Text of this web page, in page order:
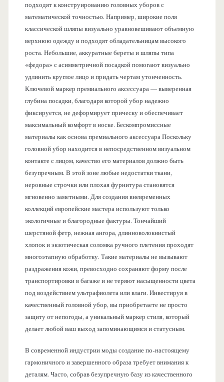
подходят к конструированию головных уборов с
математической точностью. Например, широкие поля
классической шляпы визуально уравновешивают объемную
верхнюю одежду и подходят обладательницам высокого
роста. Небольшие, аккуратные береты и шляпы типа
«федора» с асимметричной посадкой помогают визуально
удлинить круглое лицо и придать чертам утонченность.
Ключевой маркер премиального аксессуара — выверенная
глубина посадки, благодаря которой убор надежно
фиксируется, не деформирует прическу и обеспечивает
максимальный комфорт в носке. Бескомпромиссные
материалы как основа премиального аксессуара Поскольку
головной убор находится в непосредственном визуальном
контакте с лицом, качество его материалов должно быть
безупречным. В этой зоне любые недостатки ткани,
неровные строчки или плохая фурнитура становятся
мгновенно заметными. Для создания вневременных
коллекций европейские мастера используют только
экологичные и благородные фактуры. Тончайший
шерстяной фетр, нежная ангора, длинноволокнистый
хлопок и экзотическая соломка ручного плетения проходят
многоэтапную обработку. Такие материалы не вызывают
раздражения кожи, превосходно сохраняют форму после
транспортировки в багаже и не теряют насыщенности цвета
под воздействием ультрафиолета или влаги. Инвестируя в
качественный головной убор, вы приобретаете не просто
защиту от непогоды, а уникальный маркер стиля, который
делает любой ваш выход запоминающимся и статусным.
В современной индустрии моды создание по-настоящему
гармоничного и завершенного образа требует внимания к
деталям. Часто, собрав безупречную базу из качественного